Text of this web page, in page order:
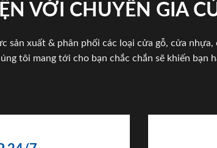
VỚI CHUYÊN GIA
sản xuất & phân phối các loại cửa gỗ, cửa
tôi mang tới cho bạn chắc chắn sẽ khiến bạn